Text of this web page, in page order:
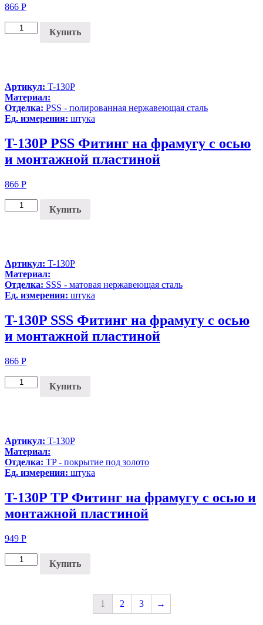
866 Р
Купить
Артикул: T-130P
Материал:
Отделка: PSS - полированная нержавеющая сталь
Ед. измерения: штука
T-130P PSS Фитинг на фрамугу с осью
и монтажной пластиной
866 Р
Купить
Артикул: T-130P
Материал:
Отделка: SSS - матовая нержавеющая сталь
Ед. измерения: штука
T-130P SSS Фитинг на фрамугу с осью
и монтажной пластиной
866 Р
Купить
Артикул: T-130P
Материал:
Отделка: TP - покрытие под золото
Ед. измерения: штука
T-130P TP Фитинг на фрамугу с осью и
монтажной пластиной
949 Р
Купить
1 2 3 →